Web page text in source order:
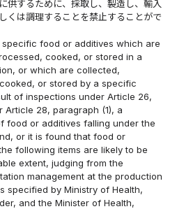
供するために、採取し、製造し、輸入
くは調理することを禁止することがで
specific food or additives which are
cooked, or stored in a
or which are collected,
or stored by a specific
of inspections under Article 26,
Article 28, paragraph (1), a
food or additives falling under the
or it is found that food or
following items are likely to be
extent, judging from the
management at the production
specified by Ministry of Health,
and the Minister of Health,